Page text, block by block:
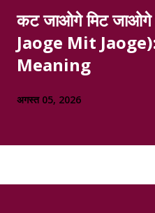
कट जाओगे मिट जाओगे
Jaoge Mit
Meaning
अगस्त 05, 2026